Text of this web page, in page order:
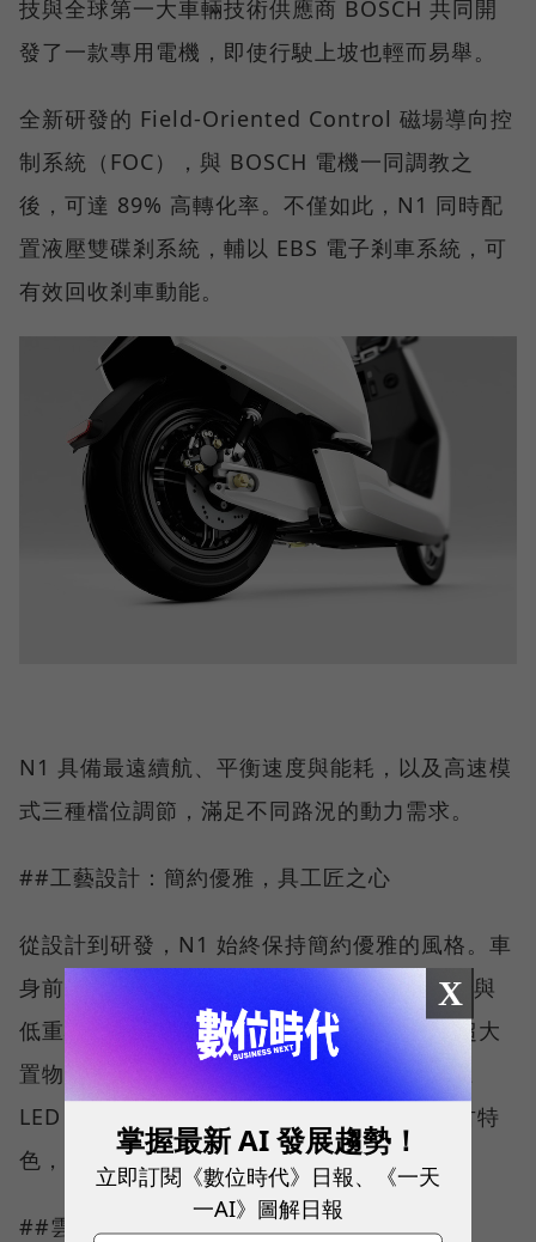
技與全球第一大車輛技術供應商 BOSCH 共同開
發了一款專用電機，即使行駛上坡也輕而易舉。
全新研發的 Field-Oriented Control 磁場導向控
制系統（FOC），與 BOSCH 電機一同調教之
後，可達 89% 高轉化率。不僅如此，N1 同時配
置液壓雙碟剎系統，輔以 EBS 電子剎車系統，可
有效回收剎車動能。
N1 具備最遠續航、平衡速度與能耗，以及高速模
式三種檔位調節，滿足不同路況的動力需求。
##工藝設計：簡約優雅，具工匠之心
從設計到研發，N1 始終保持簡約優雅的風格。車
身前後保持完美配重比例，加上舒適的低座椅與
低重心設計，操控性更加穩定；內置 18.9L 超大
置物箱空間，外型採用簡潔的幾何曲面，加上
LED 一體式車燈與方向燈，整體造型具有復古特
色，純白色造型還可以發揮彩繪創意。
##雲端監控：智慧防盜
X
掌握最新 AI 發展趨勢！
立即訂閱《數位時代》日報、《一天
一AI》圖解日報